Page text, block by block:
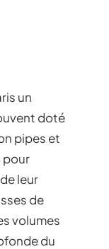
un
doté
pipes et
pour
leur
de
volumes
du